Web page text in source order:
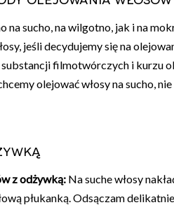
na sucho, na wilgotno, jak i na
jeśli decydujemy się na
filmotwórczych i kurzu
olejować włosy na sucho,
z odżywką: Na suche włosy
płukanką. Odsączam